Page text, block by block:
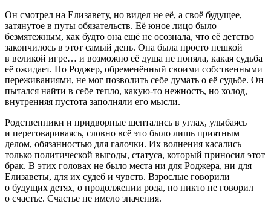
Он смотрел на Елизавету, но видел не её, а своё будущее,
затянутое в путы обязательств. Её юное лицо было
безмятежным, как будто она ещё не осознала, что её детство
закончилось в этот самый день. Она была просто пешкой
в великой игре… и возможно её душа не поняла, какая судьба
её ожидает. Но Роджер, обременённый своими собственными
переживаниями, не мог позволить себе думать о её судьбе. Он
пытался найти в себе тепло, какую-то нежность, но холод,
внутренняя пустота заполняли его мысли.
Родственники и придворные шептались в углах, улыбаясь
и переговариваясь, словно всё это было лишь приятным
делом, обязанностью для галочки. Их волнения касались
только политической выгоды, статуса, который приносил этот
брак. В этих головах не было места ни для Роджера, ни для
Елизаветы, для их судеб и чувств. Взрослые говорили
о будущих детях, о продолжении рода, но никто не говорил
о счастье. Счастье не имело значения.